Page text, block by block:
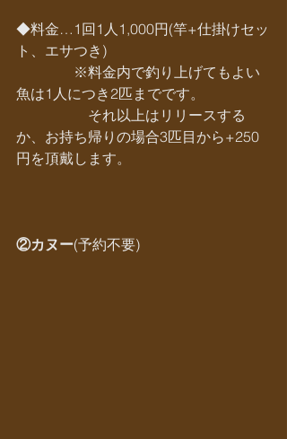
◆料金…1回1人1,000円(竿+仕掛けセッ
ト、エサつき)
※料金内で釣り上げてもよい
魚は1人につき2匹までです。
それ以上はリリースする
か、お持ち帰りの場合3匹目から+250
円を頂戴します。
②カヌー(予約不要)